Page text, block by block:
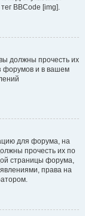
BBCode [img].
должны прочесть их
форумов и в вашем
для форума, на
прочесть их по
страницы форума,
права на